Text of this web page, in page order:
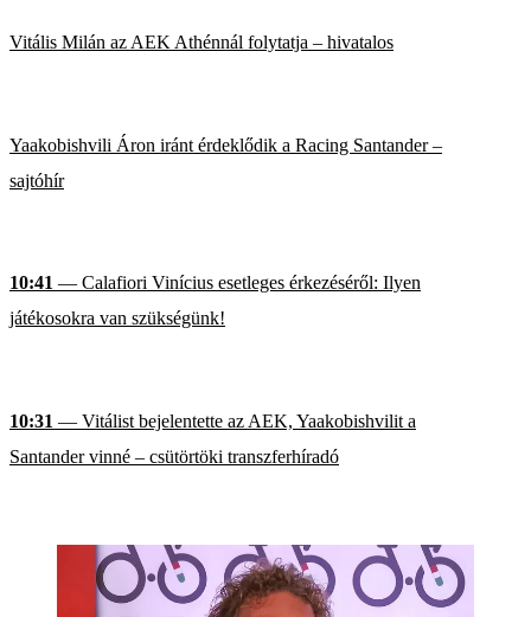
Vitális Milán az AEK Athénnál folytatja – hivatalos
Yaakobishvili Áron iránt érdeklődik a Racing Santander –
sajtóhír
10:41 — Calafiori Vinícius esetleges érkezéséről: Ilyen
játékosokra van szükségünk!
10:31 — Vitálist bejelentette az AEK, Yaakobishvilit a
Santander vinné – csütörtöki transzferhíradó